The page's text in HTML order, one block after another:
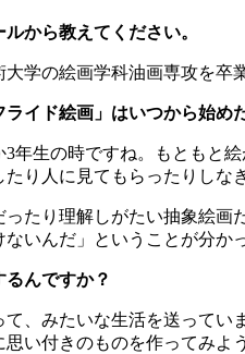
から教えてください。
学の絵画学科油画専攻を卒
イド絵画」はいつから始め
年生の時ですね。もともと
り人に見てもらったりしな
たり理解しがたい抽象絵
いんだ」ということが分か
んですか？
、みたいな生活を送ってい
い付きのものを作ってみよ